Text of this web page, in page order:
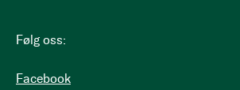
Følg oss:
Facebook